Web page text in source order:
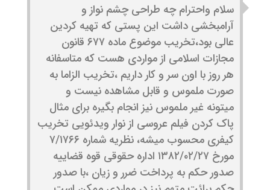
سلام واحترام چه طراحی چشم نواز و
آرامبخشی داشت این پستی که تهیه کردین
عالی بود،تخریب موضوع ماده ۶۷۷ قانون
مجازات اسلامی از مواردی هست که متاسفانه
هر روز با اون سر و کار داریم ،تخریب الزاما به
صورت ملموس و قابل مشاهده نیست و
میتونه غیر ملموس نیز انجام بگیره برای مثال
پاک کردن فیلم عروسی از نوار ویدئویی تخریب
کیفری محسوب میشه، نظریه شماره ۷/۱۷۶۶
مورخ ۱۳۸۲/۰۲/۲۷ اداره حقوقی قوه قضاییه
صدور حکم به پرداخت ضرر و زیان ،با صدور